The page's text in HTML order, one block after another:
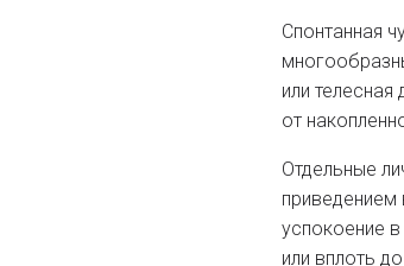
Спонтанная
или
от
Отдельные
приведением
успокоение
или вплоть